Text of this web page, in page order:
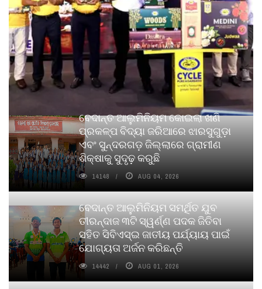
ବେଦାନ୍ତ ଆଲୁମିନିୟମ କୋଇଲା ଖଣି
ପ୍ରକଳ୍ପ ବିଦ୍ୟା ଜରିଆରେ ଝାରସୁଗୁଡ଼ା
ଏବଂ ସୁନ୍ଦରଗଡ଼ ଜିଲ୍ଲାରେ ଗ୍ରାମୀଣ
ଶିକ୍ଷାକୁ ସୁଦୃଢ଼ କରୁଛି
14148 AUG 04, 2026
ବେଦାନ୍ତ ଆଲୁମିନିୟମ ସମର୍ଥିତ ଯୁବ
ତୀରନ୍ଦାଜ ୩ଟି ସ୍ୱର୍ଣ୍ଣ ପଦକ ଜିତିବା
ସହିତ ସିବିଏସ୍ଇ ଜାତୀୟ ପର୍ଯ୍ୟାୟ ପାଇଁ
ଯୋଗ୍ୟତା ଅର୍ଜନ କରିଛନ୍ତି
14442 AUG 01, 2026